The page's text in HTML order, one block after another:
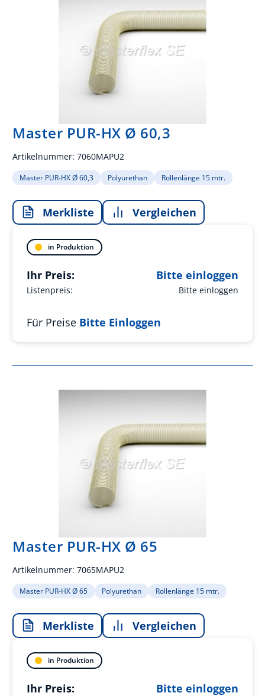
Master PUR-HX Ø 60,3
Artikelnummer: 7060MAPU2
Master PUR-HX Ø 60,3 Polyurethan Rollenlänge 15 mtr.
Merkliste Vergleichen
in Produktion
Listenpreis: Bitte einloggen
Ihr Preis: Bitte einloggen
Für Preise Bitte Einloggen
Master PUR-HX Ø 65
Artikelnummer: 7065MAPU2
Master PUR-HX Ø 65 Polyurethan Rollenlänge 15 mtr.
Merkliste Vergleichen
in Produktion
Ihr Preis: Bitte einloggen